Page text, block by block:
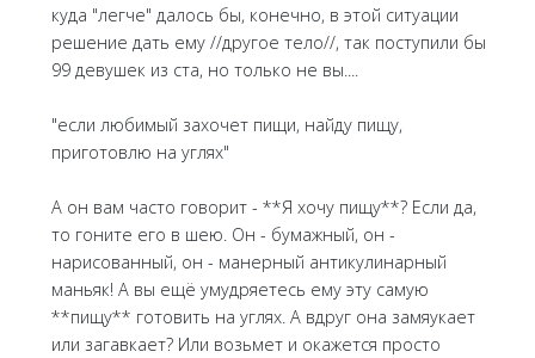
куда "легче" далось бы, конечно, в этой ситуации
решение дать ему //другое тело//, так поступили бы
99 девушек из ста, но только не вы....
"если любимый захочет пищи, найду пищу,
приготовлю на углях"
А он вам часто говорит - **Я хочу пищу**? Если да,
то гоните его в шею. Он - бумажный, он -
нарисованный, он - манерный антикулинарный
маньяк! А вы ещё умудряетесь ему эту самую
**пищу** готовить на углях. А вдруг она замяукает
или загавкает? Или возьмет и окажется просто